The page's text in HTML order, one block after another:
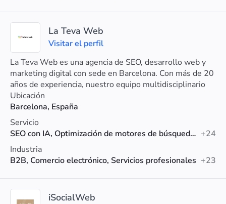
La Teva Web
Visitar el perfil
La Teva Web es una agencia de SEO, desarrollo web y
marketing digital con sede en Barcelona. Con más de 20
años de experiencia, nuestro equipo multidisciplinario
trabaja de la mano contigo para mejorar tu visibilidad
online, atraer más tráfico cualificado y, lo más
importante, aumentar tus conversiones.
Ubicación
Barcelona, España
Servicio
SEO con IA, Optimización de motores de búsqueda (SEO), Diseño web +24
Industria
B2B, Comercio electrónico, Servicios profesionales +23
iSocialWeb